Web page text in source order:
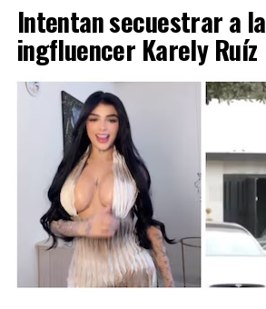
Intentan secuestrar a la
ingfluencer Karely Ruíz